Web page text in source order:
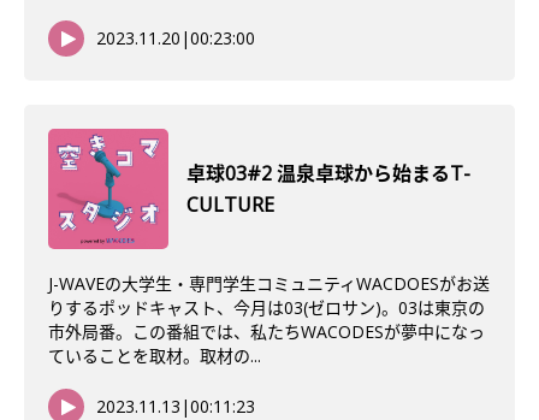
2023.11.20 |00:23:00
卓球03#2 温泉卓球から始まるT-
CULTURE
J-WAVEの大学生・専門学生コミュニティWACDOESがお送
りするポッドキャスト、今月は03(ゼロサン)。03は東京の
市外局番。この番組では、私たちWACODESが夢中になっ
ていることを取材。取材の...
2023.11.13 |00:11:23